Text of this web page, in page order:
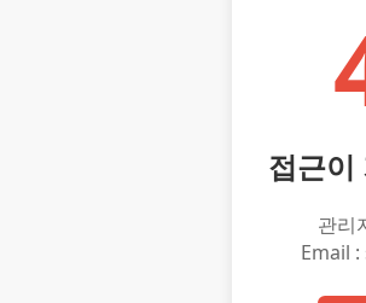
접근이
관리
Email